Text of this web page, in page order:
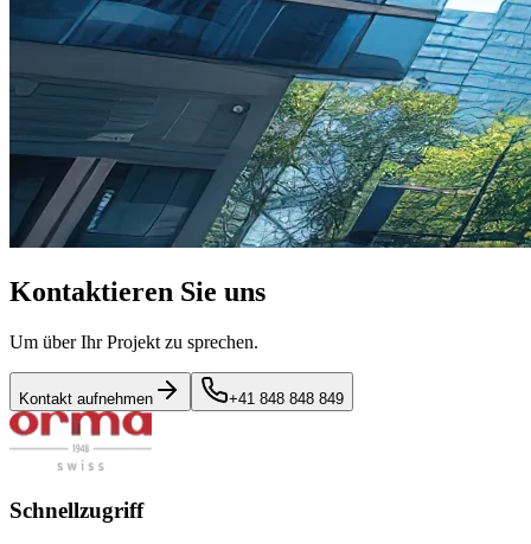
Kontaktieren Sie uns
Um über Ihr Projekt zu sprechen.
Kontakt aufnehmen +41 848 848 849
Schnellzugriff